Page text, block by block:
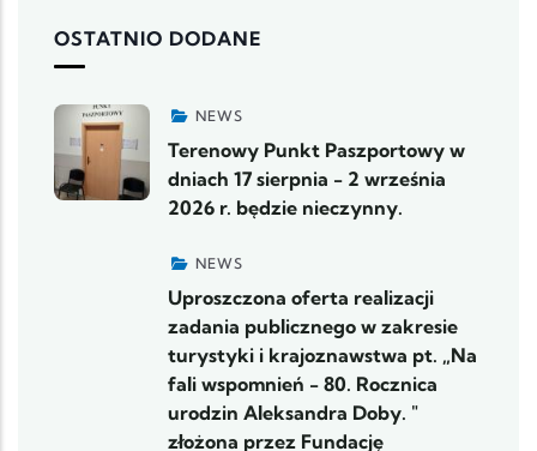
OSTATNIO DODANE
NEWS
Terenowy Punkt Paszportowy w
dniach 17 sierpnia - 2 września
2026 r. będzie nieczynny.
NEWS
Uproszczona oferta realizacji
zadania publicznego w zakresie
turystyki i krajoznawstwa pt. „Na
fali wspomnień - 80. Rocznica
urodzin Aleksandra Doby. "
złożona przez Fundację